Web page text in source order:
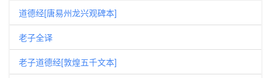
道德经[唐易州龙兴观碑本]
老子全译
老子道德经[敦煌五千文本]